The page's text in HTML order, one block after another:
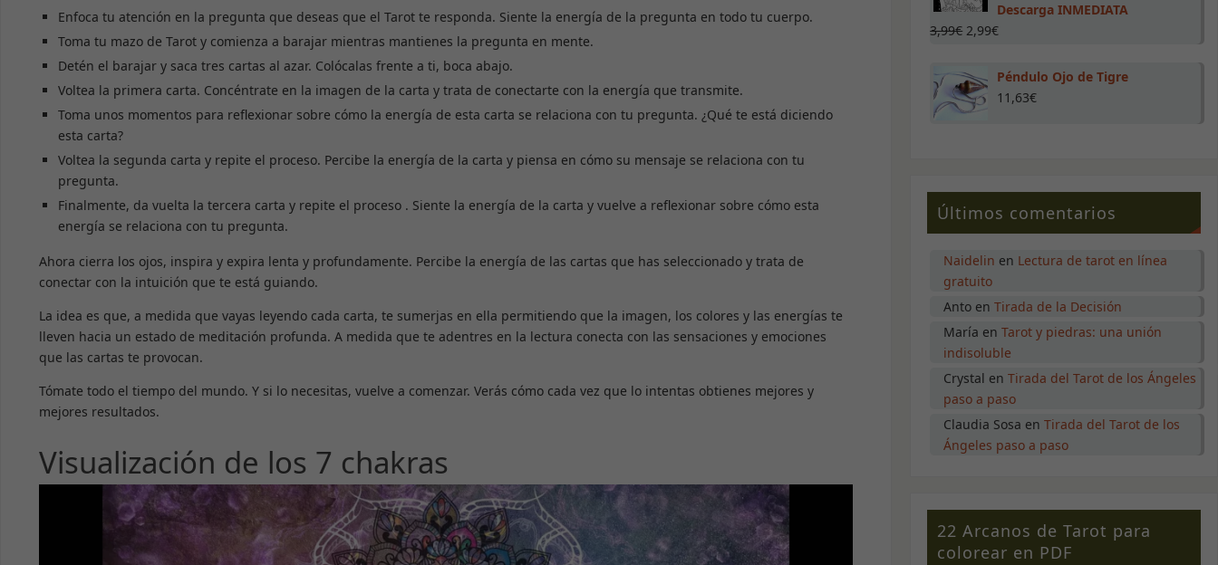
Enfoca tu atención en la pregunta que deseas que el Tarot te responda. Siente la energía de la pregunta en todo tu cuerpo.
Toma tu mazo de Tarot y comienza a barajar mientras mantienes la pregunta en mente.
Detén el barajar y saca tres cartas al azar. Colócalas frente a ti, boca abajo.
Voltea la primera carta. Concéntrate en la imagen de la carta y trata de conectarte con la energía que transmite.
Toma unos momentos para reflexionar sobre cómo la energía de esta carta se relaciona con tu pregunta. ¿Qué te está diciendo
esta carta?
Voltea la segunda carta y repite el proceso. Percibe la energía de la carta y piensa en cómo su mensaje se relaciona con tu
pregunta.
Finalmente, da vuelta la tercera carta y repite el proceso . Siente la energía de la carta y vuelve a reflexionar sobre cómo esta
energía se relaciona con tu pregunta.
Ahora cierra los ojos, inspira y expira lenta y profundamente. Percibe la energía de las cartas que has seleccionado y trata de
conectar con la intuición que te está guiando.
La idea es que, a medida que vayas leyendo cada carta, te sumerjas en ella permitiendo que la imagen, los colores y las energías te
lleven hacia un estado de meditación profunda. A medida que te adentres en la lectura conecta con las sensaciones y emociones
que las cartas te provocan.
Tómate todo el tiempo del mundo. Y si lo necesitas, vuelve a comenzar. Verás cómo cada vez que lo intentas obtienes mejores y
mejores resultados.
Visualización de los 7 chakras
Descarga INMEDIATA
3,99€ 2,99€
Péndulo Ojo de Tigre
11,63€
Últimos comentarios
Naidelin en Lectura de tarot en línea
gratuito
Anto enTirada de la Decisión
María enTarot y piedras: una unión
indisoluble
Crystal enTirada del Tarot de los Ángeles
paso a paso
Claudia Sosa enTirada del Tarot de los
Ángeles paso a paso
22 Arcanos de Tarot para
colorear en PDF